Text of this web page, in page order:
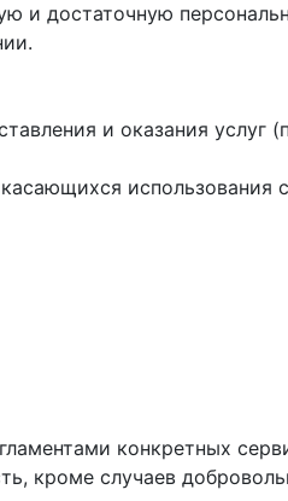
и достаточную
и оказания услуг
использования
конкретных
кроме случаев